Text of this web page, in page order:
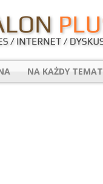
NA KAŻDY TEMAT